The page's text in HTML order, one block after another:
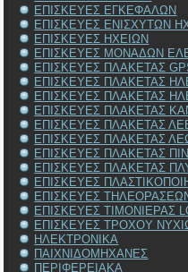
ΕΠΙΣΚΕΥΕΣ ΕΓΚΕΦΑΛΩΝ
ΕΠΙΣΚΕΥΕΣ ΕΝΙΣΧΥΤΩΝ
ΕΠΙΣΚΕΥΕΣ ΗΧΕΙΩΝ
ΕΠΙΣΚΕΥΕΣ ΜΟΝΑΔΩΝ
ΕΠΙΣΚΕΥΕΣ ΠΛΑΚΕΤΑΣ
ΕΠΙΣΚΕΥΕΣ ΠΛΑΚΕΤΑΣ
ΕΠΙΣΚΕΥΕΣ ΠΛΑΚΕΤΑΣ
ΕΠΙΣΚΕΥΕΣ ΠΛΑΚΕΤΑΣ
ΕΠΙΣΚΕΥΕΣ ΠΛΑΚΕΤΑΣ
ΕΠΙΣΚΕΥΕΣ ΠΛΑΚΕΤΑΣ
ΕΠΙΣΚΕΥΕΣ ΠΛΑΚΕΤΑΣ
ΕΠΙΣΚΕΥΕΣ ΠΛΑΚΕΤΑΣ
ΕΠΙΣΚΕΥΕΣ
ΕΠΙΣΚΕΥΕΣ
ΕΠΙΣΚΕΥΕΣ ΤΙΜΟΝΙΕΡΑΣ
ΕΠΙΣΚΕΥΕΣ ΤΡΟΧΟΥ
ΗΛΕΚΤΡΟΝΙΚΑ
ΠΑΙΧΝΙΔΟΜΗΧΑΝΕΣ
ΠΕΡΙΦΕΡΕΙΑΚΑ